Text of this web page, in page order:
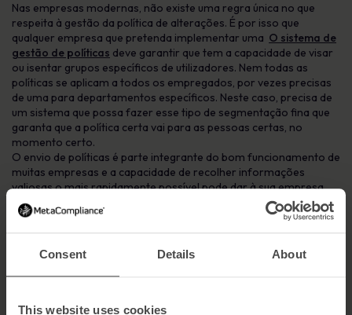
Consent Details About
This website uses cookies
Nas empresas modernas, não existe uma regra única no que
respeita à gestão da política de alterações. É por isso que
qualquer empresa que pretenda implementar uma O sistema de
gestão de políticas deve garantir que tem a capacidade de visar
ou isentar grupos específicos de utilizadores. Nem todas as
políticas se aplicam a todos os empregados, por vezes precisas
de uma para departamentos específicos. Neste caso, precisa de
um sistema que possa fazer esse tipo de segmentação fina que
garanta que a política certa vai para as pessoas certas, no
momento certo.
O envio de políticas é parte integrante do bom funcionamento de
muitas empresas e a capacidade de recolher informações
valiosas o mais rapidamente possível pode dar à sua empresa
uma vantagem competitiva. É por isso que um Um sistemaeficaz
de gestão de políticas
terá relatórios em tempo real que lhe
permitirão descobrir quais as áreas da sua empresa que
precisam de atenção e aquelas em que já pode confiar.
Vantagens da automatização